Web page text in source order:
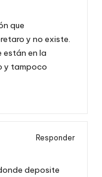
que
y no existe.
están en la
y tampoco
Responder
deposite